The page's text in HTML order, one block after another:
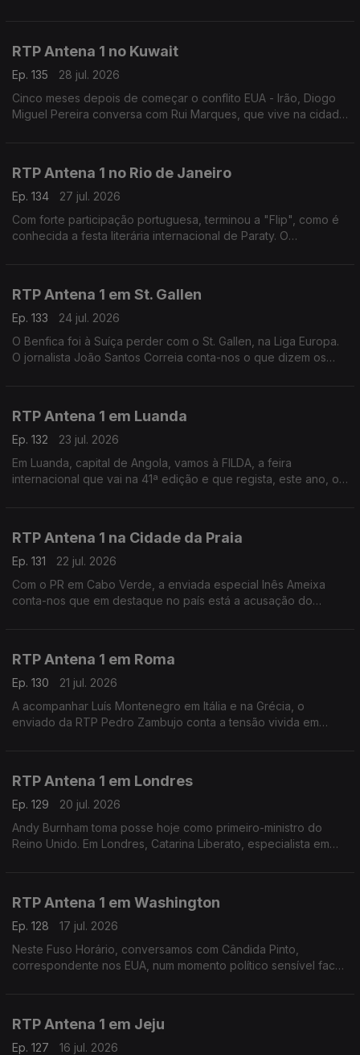
RTP Antena 1 no Kuwait
Ep. 135
28 jul. 2026
Cinco meses depois de começar o conflito EUA - Irão, Diogo
Miguel Pereira conversa com Rui Marques, que vive na cidade
RTP Antena 1 no Rio de Janeiro
Ep. 134
27 jul. 2026
Com forte participação portuguesa, terminou a "Flip", como é
conhecida a festa literária internacional de Paraty. O
RTP Antena 1 em St. Gallen
Ep. 133
24 jul. 2026
O Benfica foi à Suíça perder com o St. Gallen, na Liga Europa.
O jornalista João Santos Correia conta-nos o que dizem os
RTP Antena 1 em Luanda
Ep. 132
23 jul. 2026
Em Luanda, capital de Angola, vamos à FILDA, a feira
internacional que vai na 41ª edição e que regista, este ano, o
RTP Antena 1 na Cidade da Praia
Ep. 131
22 jul. 2026
Com o PR em Cabo Verde, a enviada especial Inês Ameixa
conta-nos que em destaque no país está a acusação do
RTP Antena 1 em Roma
Ep. 130
21 jul. 2026
A acompanhar Luís Montenegro em Itália e na Grécia, o
enviado da RTP Pedro Zambujo conta a tensão vivida em
RTP Antena 1 em Londres
Ep. 129
20 jul. 2026
Andy Burnham toma posse hoje como primeiro-ministro do
Reino Unido. Em Londres, Catarina Liberato, especialista em
RTP Antena 1 em Washington
Ep. 128
17 jul. 2026
Neste Fuso Horário, conversamos com Cândida Pinto,
correspondente nos EUA, num momento político sensível face
RTP Antena 1 em Jeju
Ep. 127
16 jul. 2026